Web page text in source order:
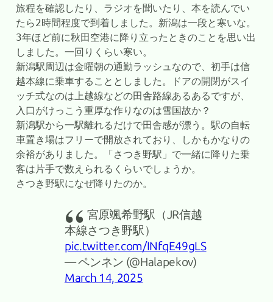
旅程を確認したり、ラジオを聞いたり、本を読んでい
たら2時間程度で到着しました。新潟は一段と寒いな。
3年ほど前に秋田空港に降り立ったときのことを思い出
しました。一回りくらい寒い。
新潟駅周辺は金曜朝の通勤ラッシュなので、初手は信
越本線に乗車することとしました。ドアの開閉がスイ
ッチ式なのは上越線などの田舎路線あるあるですが、
入口がけっこう重厚な作りなのは雪国故か？
新潟駅から一駅離れるだけで田舎感が漂う。駅の自転
車置き場はフリーで開放されており、しかもかなりの
余裕がありました。「さつき野駅」で一緒に降りた乗
客は片手で数えられるくらいでしょうか。
さつき野駅になぜ降りたのか。
宮原颯希野駅（JR信越
本線さつき野駅）
pic.twitter.com/INfqE49gLS
— ペンネン (@Halapekov)
March 14, 2025